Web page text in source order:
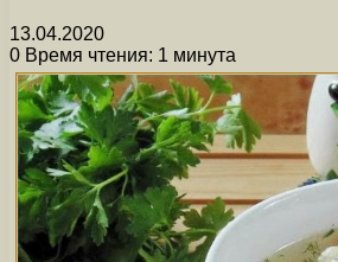
13.04.2020
0 Время чтения: 1 минута